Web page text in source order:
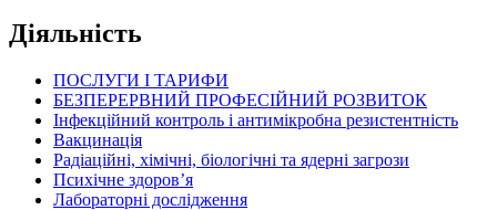
Діяльність
ПОСЛУГИ І ТАРИФИ
БЕЗПЕРЕРВНИЙ ПРОФЕСІЙНИЙ РОЗВИТОК
Інфекційний контроль і антимікробна резистентність
Вакцинація
Радіаційні, хімічні, біологічні та ядерні загрози
Психічне здоров’я
Лабораторні дослідження